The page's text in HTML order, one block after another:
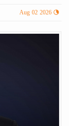
Aug 02 2026